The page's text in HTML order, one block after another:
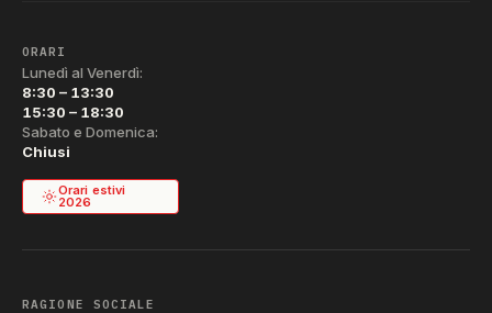
ORARI
Lunedì al Venerdì:
8:30 – 13:30
15:30 – 18:30
Sabato e Domenica:
Chiusi
Orari estivi
2026
RAGIONE SOCIALE